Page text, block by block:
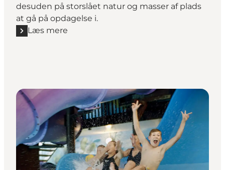
desuden på storslået natur og masser af plads
at gå på opdagelse i.
Læs mere
Læs mere "Lystfiskeri omkring Mors"